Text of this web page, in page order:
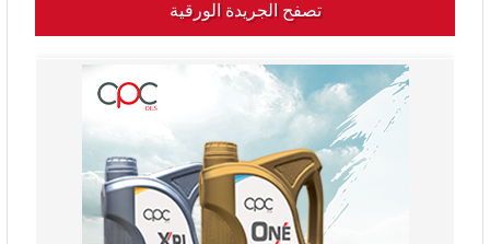
تصفح الجريدة الورقية